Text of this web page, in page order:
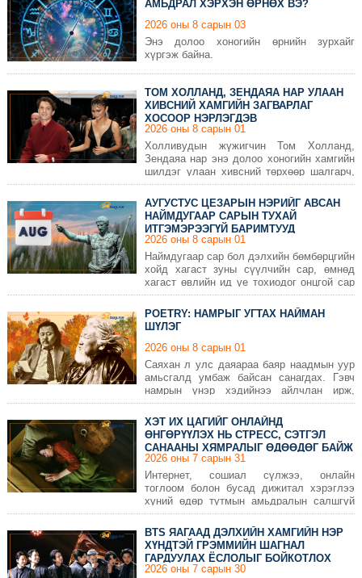
Бельгийн Брюсселийн ойролцоо осолдож,
онгоцонд байсан 73 хүн бүгд амиа алдсан
юм.
АМЬДРАЛ ХЭРХЭН ӨРНӨХ ВЭ?
2026 оны 8 сарын 03
Энэ долоо хоногийн өрнийн зурхайг
хүргэж байна.
ТОМ ХОЛЛАНД, ЗЕНДАЯА НАР УЛААН
ХИВСНИЙ ХАМГИЙН ЗАГВАРЛАГ
ХОСООР НЭРЛЭГДЭВ
2026 оны 8 сарын 01
Холливудын жүжигчин Том Холланд,
Зендаяа нар энэ долоо хоногийн хамгийн
шилдэг улаан хивсний төрхөөр шалгарч,
загварын ертөнцийн анхаарлыг дахин
татлаа.
АУГУСТУС ЦЕЗАРЫН НЭРИЙГ АВСАН
НАЙМДУГААР САРЫН ТУХАЙ
ИТГЭМЭРЭЭГҮЙ БАРИМТУУД
2026 оны 8 сарын 01
Наймдугаар сар бол дэлхийн бөмбөрцгийн
хойд хагаст зуны сүүлчийн сар, өмнөд
хагаст өвлийн ид үе тохиодог онцгой сар
юм. Энэ сар түүхэн үйл явдал, байгалийн
үзэгдэл, соёлын бэлгэдэл, сонирхолтой
тоонуудаараа бусад сараас ялгардаг.
POETRY: НАМРЫГ УГТАХ НАЙМАН
ШҮЛЭГ
2026 оны 8 сарын 01
Саяхан л улс даяараа баяр наадмын уур
амьсгалд умбаж байсан санагдах. Гэвч
намрын үнэр хэдийнээ айлчлан ирж,
хүйтэн бороонд алхах олны гуниг өлмийд
уналдана. Тэгвэл намрыг угтах
найман шүлгийг та бүхэнд хүргэж байна.
ХЭТ ИХ ЦАГИЙГ ОНЛАЙНД
ӨНГӨРҮҮЛЭХ НЬ СТРЕСС, СЭТГЭЛ
САНААНЫ ХЯМРАЛЫГ ӨДӨӨДӨГ БАЙЖ
БОЛЗОШГҮЙ
2026 оны 7 сарын 31
Интернет, сошиал сүлжээ, онлайн
тоглоом болон бусад дижитал хэрэглээ
хүний өдөр тутмын амьдралын салшгүй
хэсэг болсон ч хэтрүүлэн ашиглах нь
сэтгэл санаа, эрүүл мэндэд сөргөөр
нөлөөлж болзошгүйг шинэ судалгаа
харуулжээ.
BTS ЯАГААД ДЭЛХИЙН ХАМГИЙН НЭР
ХҮНДТЭЙ ГРЭММИЙН ШАГНАЛ
ГАРДУУЛАХ ЁСЛОЛЫГ БОЙКОТЛОХ
БОЛОВ?
2026 оны 7 сарын 30